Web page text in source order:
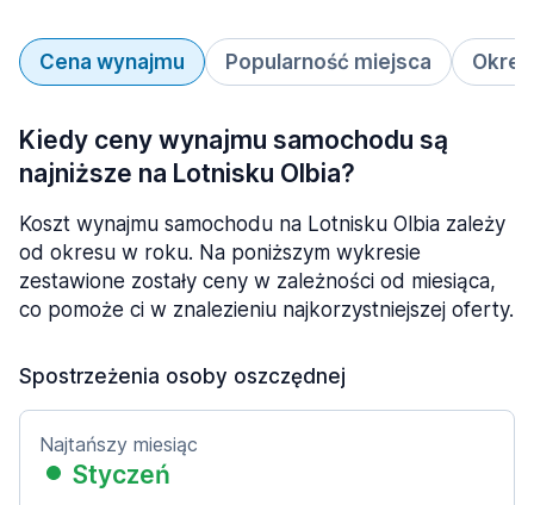
Cena wynajmu Popularność miejsca
Kiedy ceny wynajmu samochodu są
najniższe na Lotnisku Olbia?
Koszt wynajmu samochodu na Lotnisku Olbia zależy
od okresu w roku. Na poniższym wykresie
zestawione zostały ceny w zależności od miesiąca,
co pomoże ci w znalezieniu najkorzystniejszej oferty.
Spostrzeżenia osoby oszczędnej
Najtańszy miesiąc
Styczeń